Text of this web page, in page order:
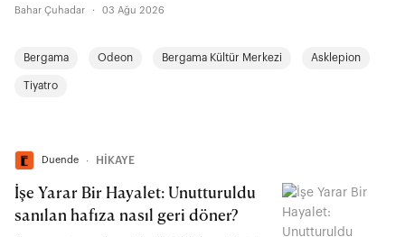
yerelden yükselen umudun ta kendisine dönüştü?
Bahar Çuhadar · 03 Ağu 2026
Bergama Odeon Bergama Kültür Merkezi Asklepion
Tiyatro
Duende ∙ HİKAYE
İşe Yarar Bir Hayalet: Unutturuldu
sanılan hafıza nasıl geri döner?